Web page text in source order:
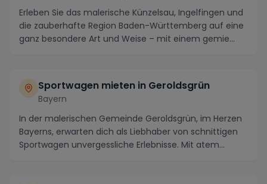
Erleben Sie das malerische Künzelsau, Ingelfingen und
die zauberhafte Region Baden-Württemberg auf eine
ganz besondere Art und Weise – mit einem gemie...
Sportwagen mieten in Geroldsgrün
Bayern
In der malerischen Gemeinde Geroldsgrün, im Herzen
Bayerns, erwarten dich als Liebhaber von schnittigen
Sportwagen unvergessliche Erlebnisse. Mit atem...